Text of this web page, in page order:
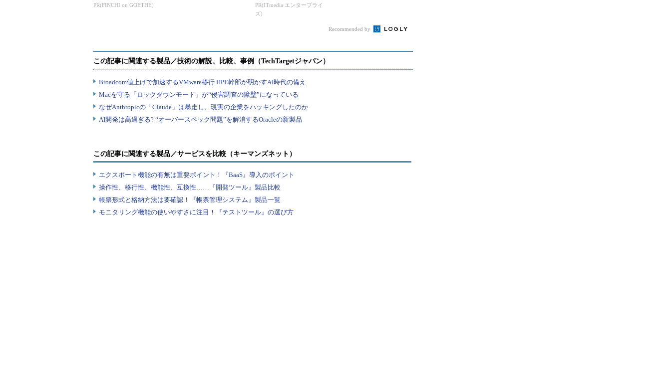
PR(FINCHI on GOETHE)
PR(ITmedia エンタープライ
ズ)
Recommended by
この記事に関連する製品／サービスを比較（キーマンズネット）
エクスポート機能の有無は重要ポイント！『BaaS』導入のポイント
操作性、移行性、機能性、互換性……『開発ツール』製品比較
帳票形式と格納方法は要確認！『帳票管理システム』製品一覧
モニタリング機能の使いやすさに注目！『テストツール』の選び方